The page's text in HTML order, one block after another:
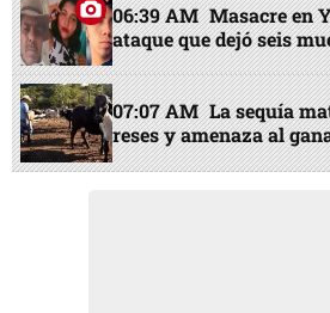
06:39 AM Masacre en
ataque que dejó seis
07:07 AM La sequía
reses y amenaza al